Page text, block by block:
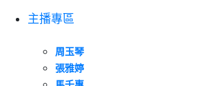
主播專區
周玉琴
張雅婷